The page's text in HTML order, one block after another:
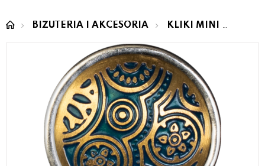
BIŻUTERIA I AKCESORIA KLIKI MINI